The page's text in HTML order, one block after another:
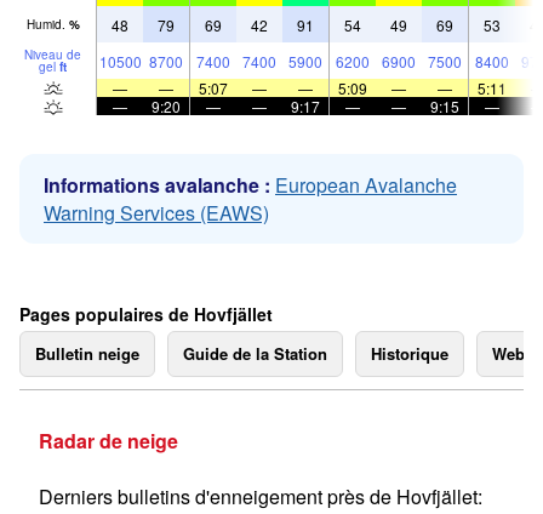
Humid. % 48 79 69 42 91 54 49 69 53
Niveau de
gel ft 10500 8700 7400 7400 5900 6200 6900 7500 8400
—
— 5:07 — — 5:09 — — 5:11
—
9:20 — — 9:17 — — 9:15 —
Informations avalanche : European Avalanche
Warning Services (EAWS)
Pages populaires de Hovfjället
Bulletin neige Guide de la Station Historique
Radar de neige
Derniers bulletins d'enneigement près de Hovfjället: